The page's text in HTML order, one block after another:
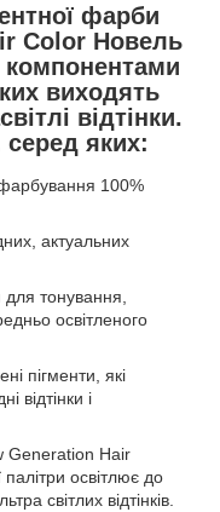
фарби
Color Новель
компонентами
виходять
відтінки.
серед яких:
100%
актуальних
для тонування,
освітленого
пігменти, які
відтінки і
Generation Hair
освітлює до
світлих відтінків.